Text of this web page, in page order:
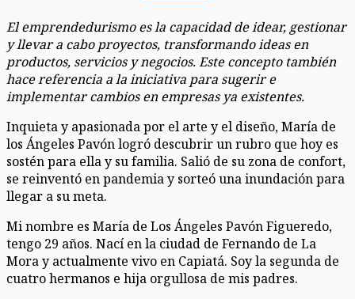
El emprendedurismo es la capacidad de idear, gestionar
y llevar a cabo proyectos, transformando ideas en
productos, servicios y negocios. Este concepto también
hace referencia a la iniciativa para sugerir e
implementar cambios en empresas ya existentes.
Inquieta y apasionada por el arte y el diseño, María de
los Ángeles Pavón logró descubrir un rubro que hoy es
sostén para ella y su familia. Salió de su zona de confort,
se reinventó en pandemia y sorteó una inundación para
llegar a su meta.
Mi nombre es María de Los Ángeles Pavón Figueredo,
tengo 29 años. Nací en la ciudad de Fernando de La
Mora y actualmente vivo en Capiatá. Soy la segunda de
cuatro hermanos e hija orgullosa de mis padres.